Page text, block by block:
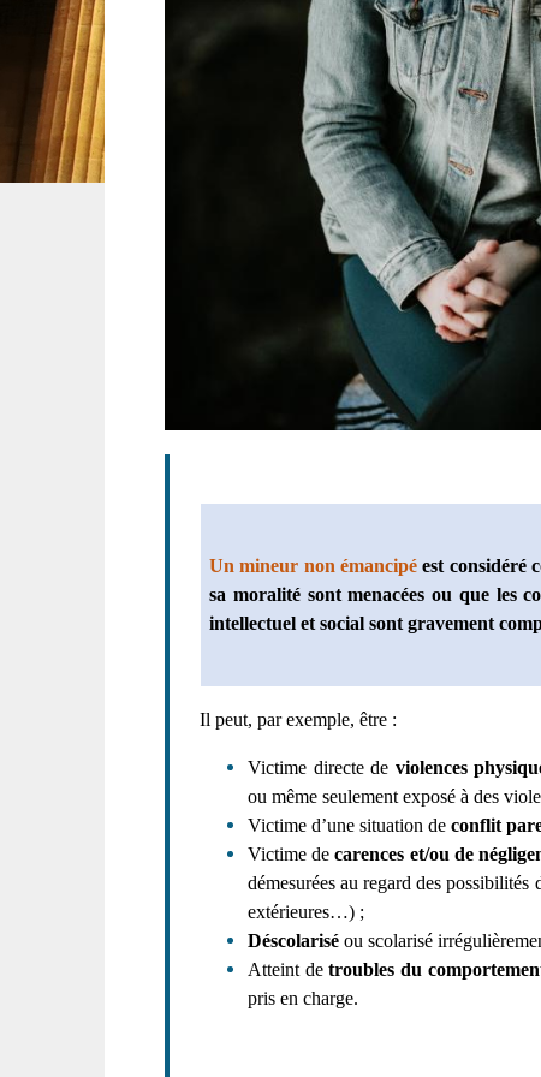
Un mineur non émancipéest considéré
sa moralité sont menacées ou que les
intellectuel et social sont gravement
Il peut, par exemple, être :
Victime directe de violences
ou même seulement exposé à des
Victime d’une situation de conflit
Victime decarences et/ou de
démesurées au regard des possibilités
extérieures…) ;
Déscolarisé ou scolarisé
Atteint detroubles du
pris en charge.